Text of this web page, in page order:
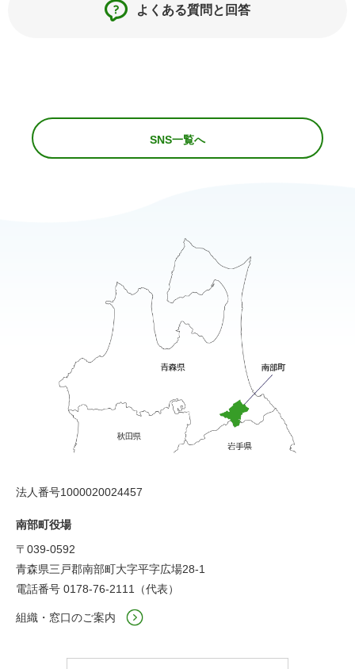
よくある質問と回答
SNS一覧へ
法人番号1000020024457
南部町役場
〒039-0592
青森県三戸郡南部町大字平字広場28-1
電話番号 0178-76-2111（代表）
組織・窓口のご案内